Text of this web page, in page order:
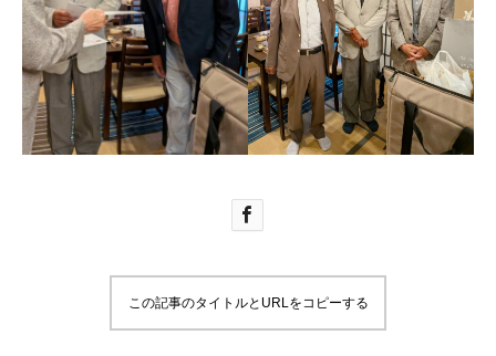
この記事のタイトルとURLをコピーする